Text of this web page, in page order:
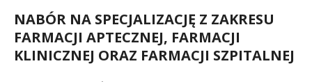
NABÓR NA SPECJALIZACJĘ Z ZAKRESU
FARMACJI APTECZNEJ, FARMACJI
KLINICZNEJ ORAZ FARMACJI SZPITALNEJ